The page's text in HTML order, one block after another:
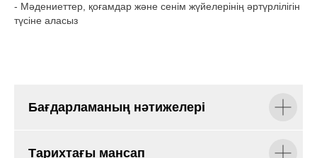
- Мәдениеттер, қоғамдар және сенім жүйелерінің әртүрлілігін
түсіне аласыз
Бағдарламаның нәтижелері
Тарихтағы мансап